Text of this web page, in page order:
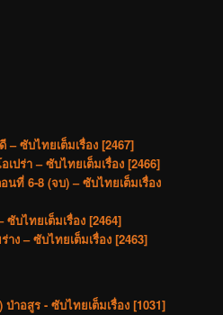
– ซับไทยเต็มเรื่อง [2467]
เปร่า – ซับไทยเต็มเรื่อง [2466]
นที่ 6-8 (จบ) – ซับไทยเต็มเรื่อง
บไทยเต็มเรื่อง [2464]
ง – ซับไทยเต็มเรื่อง [2463]
ป่าอสูร - ซับไทยเต็มเรื่อง [1031]